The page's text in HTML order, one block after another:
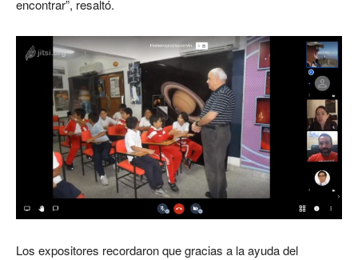
encontrar”, resaltó.
Los expositores recordaron que gracias a la ayuda del